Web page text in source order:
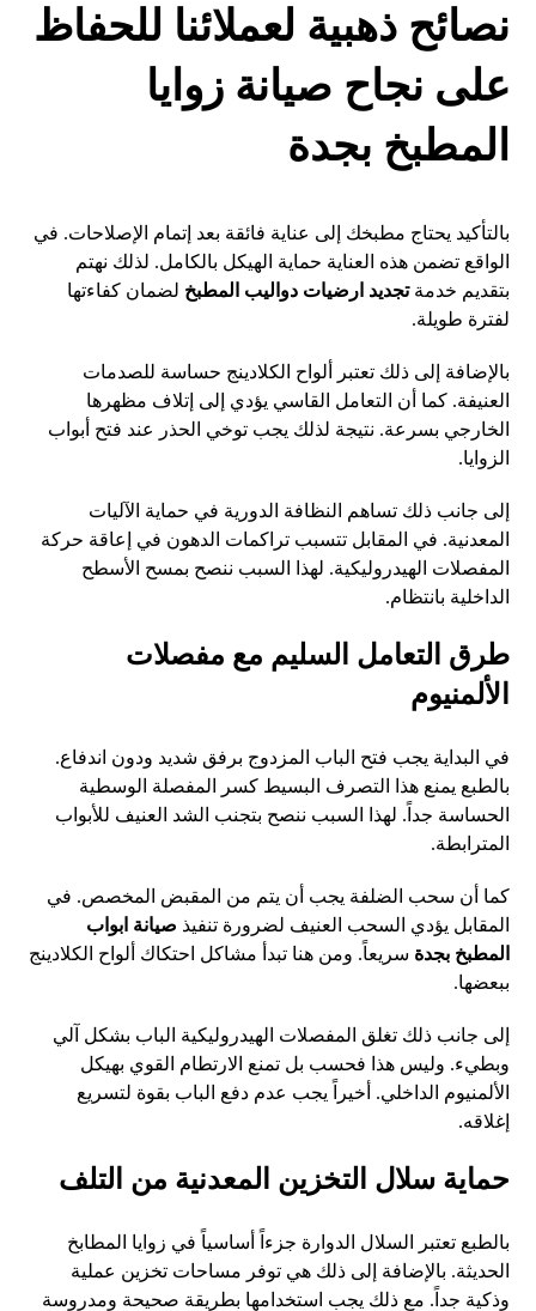
نصائح ذهبية لعملائنا للحفاظ
على نجاح صيانة زوايا
المطبخ بجدة
بالتأكيد يحتاج مطبخك إلى عناية فائقة بعد إتمام الإصلاحات. في
الواقع تضمن هذه العناية حماية الهيكل بالكامل. لذلك نهتم
بتقديم خدمةتجديد ارضيات دواليب المطبخ لضمان كفاءتها
لفترة طويلة.
بالإضافة إلى ذلك تعتبر ألواح الكلادينج حساسة للصدمات
العنيفة. كما أن التعامل القاسي يؤدي إلى إتلاف مظهرها
الخارجي بسرعة. نتيجة لذلك يجب توخي الحذر عند فتح أبواب
الزوايا.
إلى جانب ذلك تساهم النظافة الدورية في حماية الآليات
المعدنية. في المقابل تتسبب تراكمات الدهون في إعاقة حركة
المفصلات الهيدروليكية. لهذا السبب ننصح بمسح الأسطح
الداخلية بانتظام.
طرق التعامل السليم مع مفصلات
الألمنيوم
في البداية يجب فتح الباب المزدوج برفق شديد ودون اندفاع.
بالطبع يمنع هذا التصرف البسيط كسر المفصلة الوسطية
الحساسة جداً. لهذا السبب ننصح بتجنب الشد العنيف للأبواب
المترابطة.
كما أن سحب الضلفة يجب أن يتم من المقبض المخصص. في
المقابل يؤدي السحب العنيف لضرورة تنفيذ صيانة ابواب
المطبخ بجدة سريعاً. ومن هنا تبدأ مشاكل احتكاك ألواح الكلادينج
ببعضها.
إلى جانب ذلك تغلق المفصلات الهيدروليكية الباب بشكل آلي
وبطيء. وليس هذا فحسب بل تمنع الارتطام القوي بهيكل
الألمنيوم الداخلي. أخيراً يجب عدم دفع الباب بقوة لتسريع
إغلاقه.
حماية سلال التخزين المعدنية من التلف
بالطبع تعتبر السلال الدوارة جزءاً أساسياً في زوايا المطابخ
الحديثة. بالإضافة إلى ذلك هي توفر مساحات تخزين عملية
وذكية جداً. مع ذلك يجب استخدامها بطريقة صحيحة ومدروسة